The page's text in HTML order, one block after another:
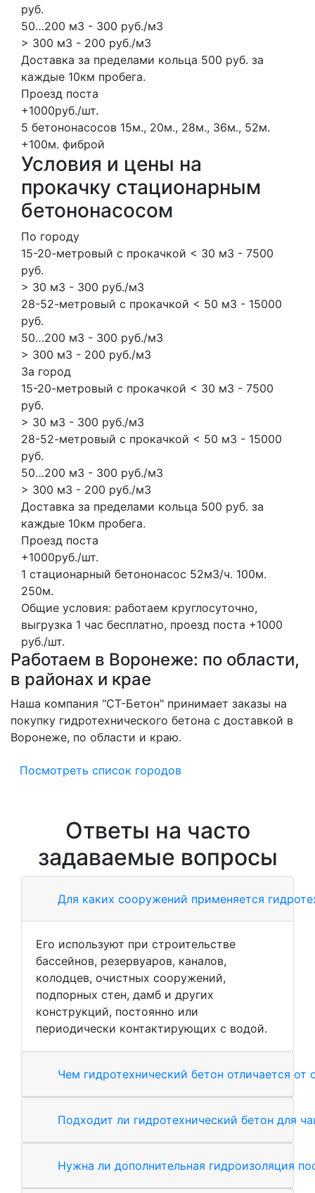
руб.
50…200 м3 - 300 руб./м3
> 300 м3 - 200 руб./м3
Доставка за пределами кольца 500 руб. за
каждые 10км пробега.
Проезд поста
+1000руб./шт.
5 бетононасосов 15м., 20м., 28м., 36м., 52м.
+100м. фиброй
Условия и цены на
прокачку стационарным
бетононасосом
По городу
15-20-метровый с прокачкой < 30 м3 - 7500
руб.
> 30 м3 - 300 руб./м3
28-52-метровый с прокачкой < 50 м3 - 15000
руб.
50…200 м3 - 300 руб./м3
> 300 м3 - 200 руб./м3
За город
15-20-метровый с прокачкой < 30 м3 - 7500
руб.
> 30 м3 - 300 руб./м3
28-52-метровый с прокачкой < 50 м3 - 15000
руб.
50…200 м3 - 300 руб./м3
> 300 м3 - 200 руб./м3
Доставка за пределами кольца 500 руб. за
каждые 10км пробега.
Проезд поста
+1000руб./шт.
1 стационарный бетононасос 52м3/ч. 100м.
250м.
Общие условия: работаем круглосуточно,
выгрузка 1 час бесплатно, проезд поста +1000
руб./шт.
Работаем в Воронеже: по области,
в районах и крае
Наша компания "СТ-Бетон" принимает заказы на
покупку гидротехнического бетона с доставкой в
Воронеже, по области и краю.
Посмотреть список городов
Ответы на часто
задаваемые вопросы
Для каких сооружений применяется
Его используют при строительстве
бассейнов, резервуаров, каналов,
колодцев, очистных сооружений,
подпорных стен, дамб и других
конструкций, постоянно или
периодически контактирующих с водой.
Чем гидротехнический бетон отличается от
Подходит ли гидротехнический бетон для
Нужна ли дополнительная гидроизоляция